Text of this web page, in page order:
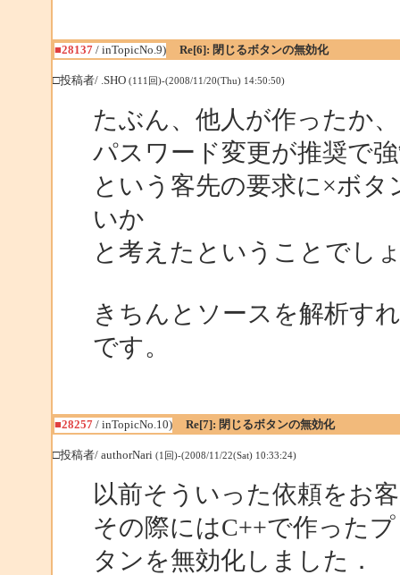
■28137/ inTopicNo.9) Re[6]: 閉じるボタンの無効化
□投稿者/ .SHO (111回)-(2008/11/20(Thu) 14:50:50)
たぶん、他人が作ったか
パスワード変更が推奨で
という客先の要求に×ボ
いか
と考えたということでし
きちんとソースを解析す
です。
■28257/ inTopicNo.10) Re[7]: 閉じるボタンの無効化
□投稿者/ authorNari (1回)-(2008/11/22(Sat) 10:33:24)
以前そういった依頼をお
その際にはC++で作った
タンを無効化しました．